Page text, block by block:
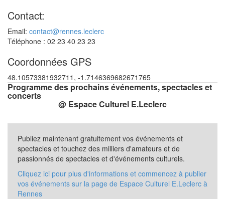
Contact:
Email: contact@rennes.leclerc
Téléphone : 02 23 40 23 23
Coordonnées GPS
48.10573381932711, -1.7146369682671765
Programme des prochains événements, spectacles et
concerts
@ Espace Culturel E.Leclerc
Publiez maintenant gratuitement vos événements et
spectacles et touchez des milliers d'amateurs et de
passionnés de spectacles et d'événements culturels.
Cliquez ici pour plus d'informations et commencez à publier
vos événements sur la page de Espace Culturel E.Leclerc à
Rennes